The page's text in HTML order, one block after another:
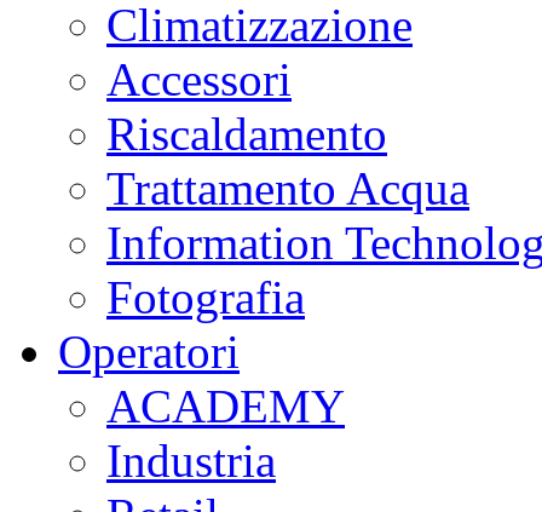
Climatizzazione
Accessori
Riscaldamento
Trattamento Acqua
Information
Fotografia
Operatori
ACADEMY
Industria